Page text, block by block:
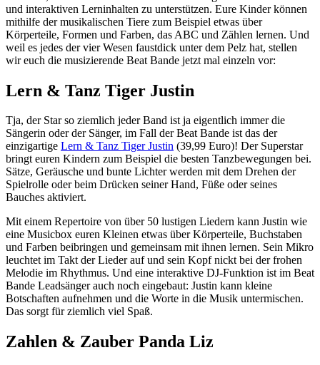
und interaktiven Lerninhalten zu unterstützen. Eure Kinder können
mithilfe der musikalischen Tiere zum Beispiel etwas über
Körperteile, Formen und Farben, das ABC und Zählen lernen. Und
weil es jedes der vier Wesen faustdick unter dem Pelz hat, stellen
wir euch die musizierende Beat Bande jetzt mal einzeln vor:
Lern & Tanz Tiger Justin
Tja, der Star so ziemlich jeder Band ist ja eigentlich immer die
Sängerin oder der Sänger, im Fall der Beat Bande ist das der
einzigartige Lern & Tanz Tiger Justin (39,99 Euro)! Der Superstar
bringt euren Kindern zum Beispiel die besten Tanzbewegungen bei.
Sätze, Geräusche und bunte Lichter werden mit dem Drehen der
Spielrolle oder beim Drücken seiner Hand, Füße oder seines
Bauches aktiviert.
Mit einem Repertoire von über 50 lustigen Liedern kann Justin wie
eine Musicbox euren Kleinen etwas über Körperteile, Buchstaben
und Farben beibringen und gemeinsam mit ihnen lernen. Sein Mikro
leuchtet im Takt der Lieder auf und sein Kopf nickt bei der frohen
Melodie im Rhythmus. Und eine interaktive DJ-Funktion ist im Beat
Bande Leadsänger auch noch eingebaut: Justin kann kleine
Botschaften aufnehmen und die Worte in die Musik untermischen.
Das sorgt für ziemlich viel Spaß.
Zahlen & Zauber Panda Liz